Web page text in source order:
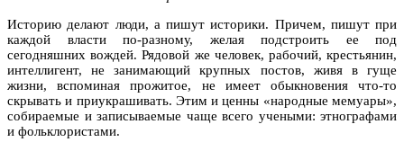
Историю делают люди, а пишут историки. Причем, пишут при
каждой власти по-разному, желая подстроить ее под
сегодняшних вождей. Рядовой же человек, рабочий, крестьянин,
интеллигент, не занимающий крупных постов, живя в гуще
жизни, вспоминая прожитое, не имеет обыкновения что-то
скрывать и приукрашивать. Этим и ценны «народные мемуары»,
собираемые и записываемые чаще всего учеными: этнографами
и фольклористами.